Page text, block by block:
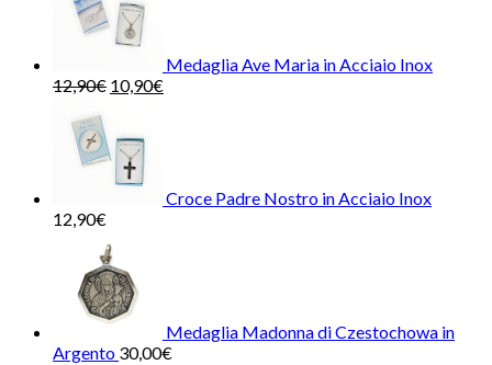
Medaglia Ave Maria in Acciaio Inox
12,90€ 10,90€
Croce Padre Nostro in Acciaio Inox
12,90€
Medaglia Madonna di Czestochowa in
Argento 30,00€